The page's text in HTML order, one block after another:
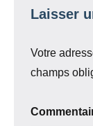
Laisser
Votre
champs